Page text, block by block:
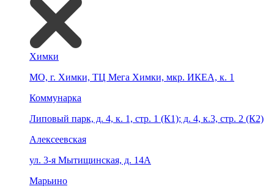
Химки
МО, г. Химки, ТЦ Мега Химки, мкр. ИКЕА, к. 1
Коммунарка
Липовый парк, д. 4, к. 1, стр. 1 (К1); д. 4, к.3, стр. 2 (К2)
Алексеевская
ул. 3-я Мытищинская, д. 14А
Марьино